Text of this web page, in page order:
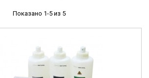
Показано 1-5 из 5